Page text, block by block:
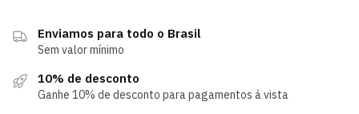
Enviamos para todo o Brasil
Sem valor mínimo
10% de desconto
Ganhe 10% de desconto para pagamentos á vista